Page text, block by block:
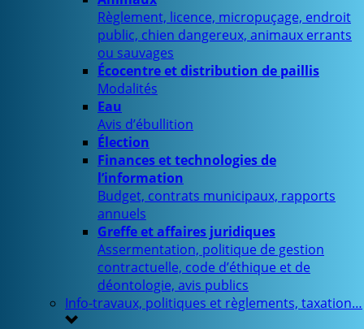
Règlement, licence, micropuçage, endroit
public, chien dangereux, animaux errants
ou sauvages
Écocentre et distribution de paillis
Modalités
Eau
Avis d’ébullition
Élection
Finances et technologies de
l’information
Budget, contrats municipaux, rapports
annuels
Greffe et affaires juridiques
Assermentation, politique de gestion
contractuelle, code d’éthique et de
déontologie, avis publics
Info-travaux, politiques et règlements, taxation…